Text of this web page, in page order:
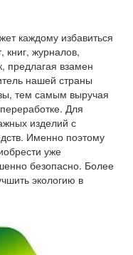
каждому избавиться
книг, журналов,
предлагая взамен
нашей страны
тем самым выручая
Для
изделий с
Именно поэтому
уже
безопасно. Более
экологию в